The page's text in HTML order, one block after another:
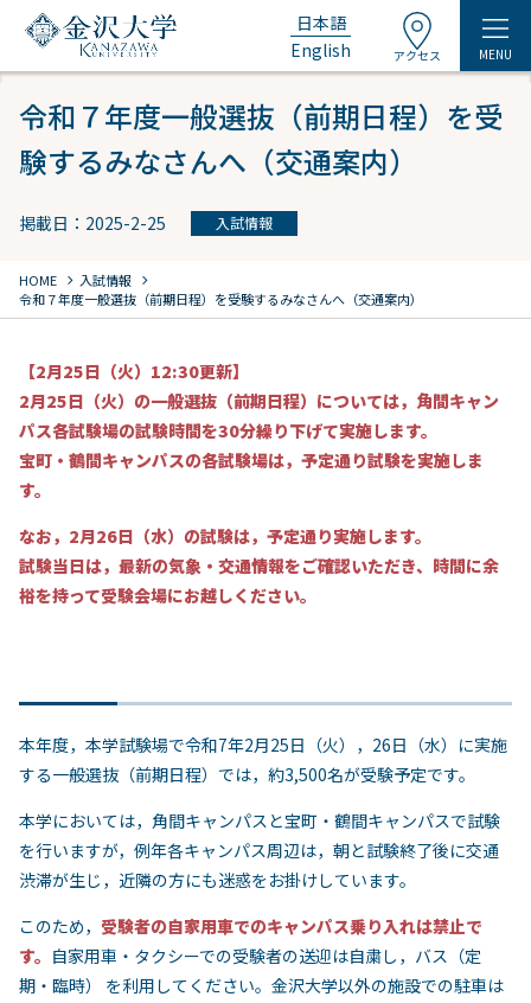
日本語
English
アクセス MENU
令和７年度一般選抜（前期日程）を受
験するみなさんへ（交通案内）
掲載日：2025-2-25 入試情報
HOME chevron_right 入試情報 chevron_right
令和７年度一般選抜（前期日程）を受験するみなさんへ（交通案内）
【2月25日（火）12:30更新】
2月25日（火）の一般選抜（前期日程）については，角間キャン
パス各試験場の試験時間を30分繰り下げて実施します。
宝町・鶴間キャンパスの各試験場は，予定通り試験を実施しま
す。
なお，2月26日（水）の試験は，予定通り実施します。
試験当日は，最新の気象・交通情報をご確認いただき、時間に余
裕を持って受験会場にお越しください。
本年度，本学試験場で令和7年2月25日（火），26日（水）に実施
する一般選抜（前期日程）では，約3,500名が受験予定です。
本学においては，角間キャンパスと宝町・鶴間キャンパスで試験
を行いますが，例年各キャンパス周辺は，朝と試験終了後に交通
渋滞が生じ，近隣の方にも迷惑をお掛けしています。
このため， 受験者の自家用車でのキャンパス乗り入れは禁止で
す。 自家用車・タクシーでの受験者の送迎は自粛し，バス（定
期・臨時） を利用してください。金沢大学以外の施設での駐車は